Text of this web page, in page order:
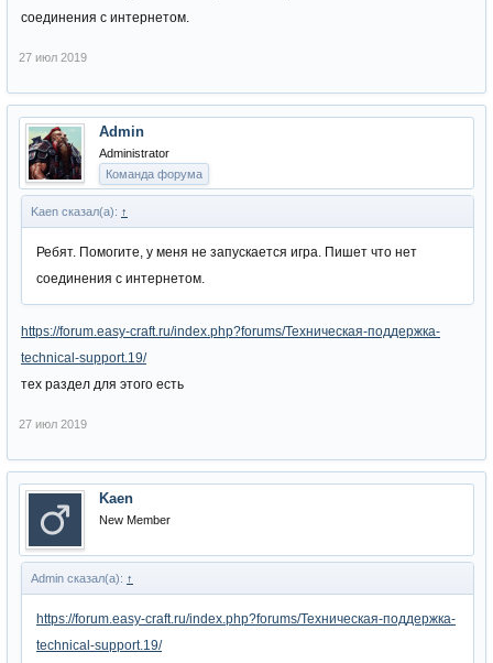
соединения с интернетом.
27 июл 2019
Admin
Administrator
Команда форума
Kaen сказал(а): ↑
Ребят. Помогите, у меня не запускается игра. Пишет что нет
соединения с интернетом.
https://forum.easy-craft.ru/index.php?forums/Техническая-поддержка-
technical-support.19/
тех раздел для этого есть
27 июл 2019
Kaen
New Member
Admin сказал(а): ↑
https://forum.easy-craft.ru/index.php?forums/Техническая-поддержка-
technical-support.19/